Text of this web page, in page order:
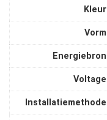
Kleur
Vorm
Energiebron
Voltage
Installatiemethode